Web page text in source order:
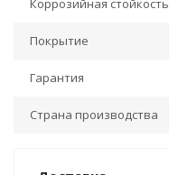
Коррозийная стойкость
Покрытие
Гарантия
Страна производства